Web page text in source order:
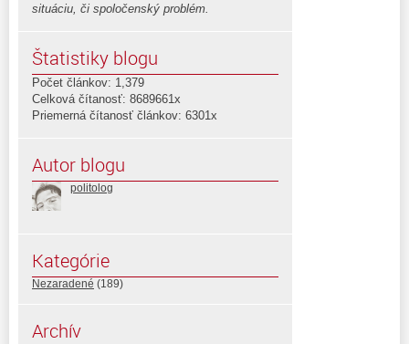
situáciu, či spoločenský problém.
Štatistiky blogu
Počet článkov: 1,379
Celková čítanosť: 8689661x
Priemerná čítanosť článkov: 6301x
Autor blogu
politolog
Kategórie
Nezaradené (189)
Archív